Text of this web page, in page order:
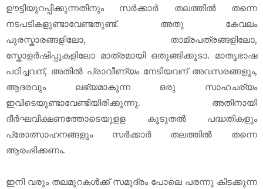
ഊട്ടിയുറപ്പിക്കുന്നതിനും സർക്കാർ തലത്തിൽ തന്നെ
നടപടികളുണ്ടാവേണ്ടതുണ്ട്. അതു കേവലം
പുരസ്കാരങ്ങളിലോ, താമ്രപത്രങ്ങളിലോ,
സ്കോളർഷിപ്പുകളിലോ മാത്രമായി ഒതുങ്ങിക്കൂടാ. മാതൃഭാഷ
പഠിച്ചവന്, അതിൽ പ്രാവീണ്യം നേടിയവന് അവസരങ്ങളും,
ആദരവും ലഭ്യമാകുന്ന ഒരു സാഹചര്യം
ഇവിടെയുണ്ടാവേണ്ടിയിരിക്കുന്നു. അതിനായി
ദീർഘവീക്ഷണത്തോടെയുളള കൂടുതൽ പദ്ധതികളും
പ്രോത്സാഹനങ്ങളും സർക്കാർ തലത്തിൽ തന്നെ
ആരംഭിക്കണം.
ഇനി വരും തലമുറകൾക്ക് സമുദ്രം പോലെ പരന്നു കിടക്കുന്ന